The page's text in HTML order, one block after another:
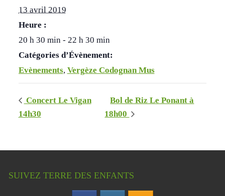
13 avril 2019
Heure :
20 h 30 min - 22 h 30 min
Catégories d’Évènement:
Evènements, Vergèze Codognan Mus
Concert Le Vigan
14h30
Bol de Riz Le Ponant à
18h00
SUIVEZ TERRE DES ENFANTS